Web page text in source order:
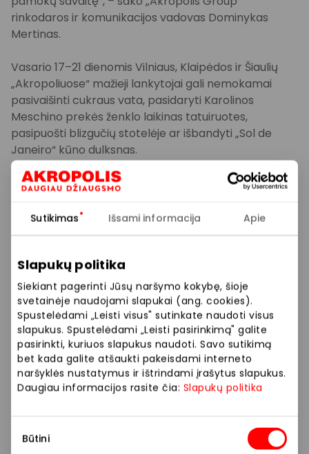
Sutikimas Išsami informacija Apie
Slapukų politika
Siekiant pagerinti Jūsų naršymo kokybę, šioje
svetainėje naudojami slapukai (ang. cookies).
Spustelėdami „Leisti visus" sutinkate naudoti visus
slapukus. Spustelėdami „Leisti pasirinkimą" galite
pasirinkti, kuriuos slapukus naudoti. Savo sutikimą
bet kada galite atšaukti pakeisdami interneto
naršyklės nustatymus ir ištrindami įrašytus slapukus.
Daugiau informacijos rasite čia: Slapukų politika
pasirinkimas
Būtini
rinkodaros ir komunikacijos vadovas Dominykas
Mertinas.
Vasario 17–21 dienomis Vilniaus, Klaipėdos ir Šiaulių
„Akropoliuose“ mažieji lankytojai gali nemokamai
pasivaišinti cukraus vata, pasidaryti Karolinos
Meschino prekės ženklo laikinas tatuiruotes,
pasipuošti blizgučių stotelėje ar išbandyti „Sol de
Janeiro“ kūno dulksnas.
Aktyvesnių veiklų mėgėjų laukia „UNO“ kortų žaidimų
futbolo bei „Hot Wheels“ lenktynių erdvėje. Taip pat
prekybos ir pramogų centruose „Akropolis“ šiomis
„Lego Ninjago“, „Paw Patrol“ ir kitais maskotais. Pačių
smalsiausių ir drąsiausių laukia „Candy POP“ iššūkis,
taip pat balionų lankstymo erdvė.
„Organizuodami šias nemokamas veiklas bei
pramogas „Akropoliuose“, norime sukurti ne tik
smagią, bet ir interaktyvią erdvę, kurioje kiekvienas
vaikas rastų sau tinkamą veiklą. Tikimės, kad tokie
unikalūs renginiai, kurie vienu metu vyksta Vilniaus,
Klaipėdos ir Šiaulių „Akropoliuose“, sulauks didelio
moksleivių susidomėjimo“, – sako D. Mertinas.